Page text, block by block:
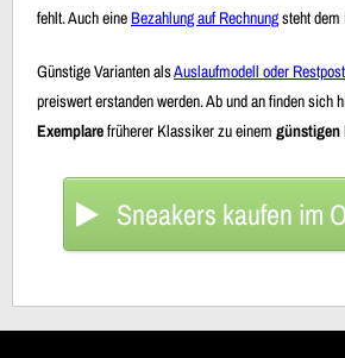
fehlt. Auch eineBezahlung auf Rechnungsteht dem
Günstige Varianten alsAuslaufmodell oder
preiswert erstanden werden. Ab und an finden sich
Exemplarefrüherer Klassiker zu einem günstigen
Sneakers kaufen im